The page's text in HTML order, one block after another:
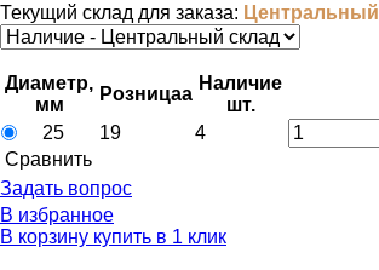
Текущий склад для заказа: Центральный
Диаметр,
мм
Розницаa
Наличие
шт.
25
19
4
Cравнить
Задать вопрос
В избранное
В корзину купить в 1 клик